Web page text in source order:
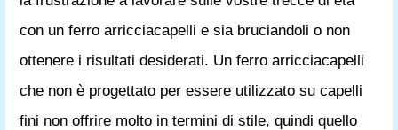
con un ferro arricciacapelli e sia bruciandoli o non
ottenere i risultati desiderati. Un ferro arricciacapelli
che non è progettato per essere utilizzato su capelli
fini non offrire molto in termini di stile, quindi quello